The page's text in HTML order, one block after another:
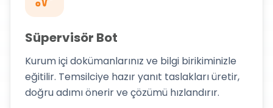
Süpervisör Bot
Kurum içi dokümanlarınız ve bilgi birikiminizle
eğitilir. Temsilciye hazır yanıt taslakları üretir,
doğru adımı önerir ve çözümü hızlandırır.